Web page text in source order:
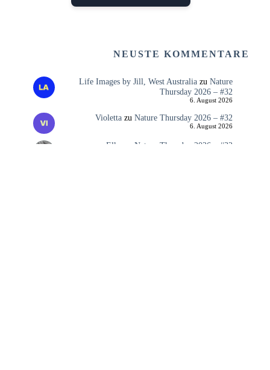
NEUSTE KOMMENTARE
Life Images by Jill, West Australiazu Nature
Thursday 2026 – #32
6. August 2026
Violettazu Nature Thursday 2026 – #32
6. August 2026
Elke Nature Thursday 2026 – #32